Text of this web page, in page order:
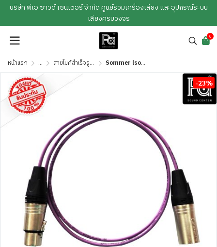
บริษัท พีเอ ซาวด์ เซนเตอร์ จำกัด ศูนย์รวมเครื่องเสียง และอุปกรณ์ระบบ
เสียงครบวงจร
0
หน้าแรก ... สายไมค์สำเร็จรูป / สายสัญญาณสำเร็จรูป Sommer lsopod สีม่วง สาย XLR ผู้-เมีย Lidge YM001A + YM002A ยาว 1 เมตร
-23%